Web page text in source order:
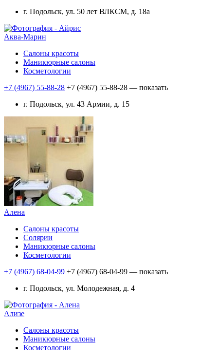
г. Подольск, ул. 50 лет ВЛКСМ, д. 18а
Аква-Марин
Салоны красоты
Маникюрные салоны
Косметологии
+7 (4967) 55-88-28 +7 (4967) 55-88-28 — показать
г. Подольск, ул. 43 Армии, д. 15
Алена
Салоны красоты
Солярии
Маникюрные салоны
Косметологии
+7 (4967) 68-04-99 +7 (4967) 68-04-99 — показать
г. Подольск, ул. Молодежная, д. 4
Ализе
Салоны красоты
Маникюрные салоны
Косметологии